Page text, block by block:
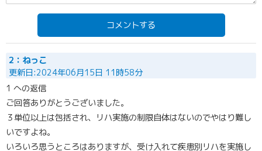
コメントする
2：ねっこ
更新日:2024年06月15日 11時58分
1 への返信
ご回答ありがとうございました。
３単位以上は包括され、リハ実施の制限自体はないのでやはり難し
いですよね。
いろいろ思うところはありますが、受け入れて疾患別リハを実施し